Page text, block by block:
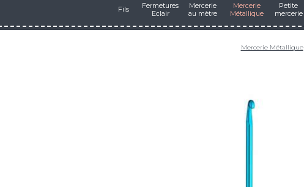
Fils
Fermetures
Eclair
Mercerie
au mètre
Mercerie
Métallique
Petite
mercerie
Mercerie Métallique